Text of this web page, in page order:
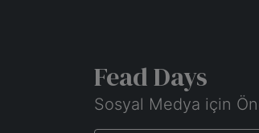
Fead Days
Sosyal Medya için